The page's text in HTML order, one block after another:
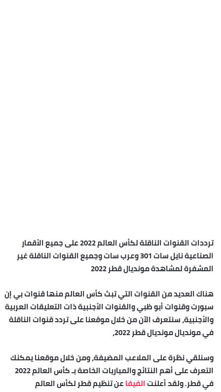
ترددات القنوات الناقلة لكأس العالم 2022 على جميع الأقمار
الصناعية نايل سات 301 وعرب سات وجميع القنوات الناقلة غير
المشفرة لمشاهدة مونديال قطر 2022
هناك العديد من القنوات التي تبث كأس العالم منها قنوات بي إن
سبورت وقنوات أبو ظبي والقنوات الأجنبية ذات التعليقات العربية
والأجنبية، سنتعرف الآن من خلال موقعنا على تردد قنوات الناقلة
في مونديال مونديال قطر 2022،
وسنلقي نظرة على الملاعب المضيفة، ومن خلال موقعنا يمكنك
التعرف على أهم النتائج والمباريات الخاصة بـ كأس العالم 2022
في قطر. ولقد أعلنتالفيفاعن تنظيم قطر لكأس العالم